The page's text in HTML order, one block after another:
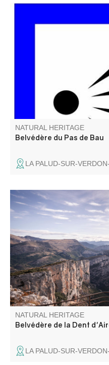
Le Belvédère du Pas de
de la route... C'est le
unique et c'est le plus haut
NATURAL HERITAGE
Belvédère du Pas de Bau
LA PALUD-SUR-
C’est certainement le plus
belvédères... Il a été
l’Opération Grand Site des
NATURAL HERITAGE
Belvédère de la Dent
LA PALUD-SUR-